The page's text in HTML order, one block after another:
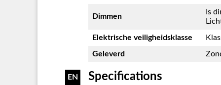
Dimmen
Is
Elektrische veiligheidsklasse
Geleverd
EN Specifications